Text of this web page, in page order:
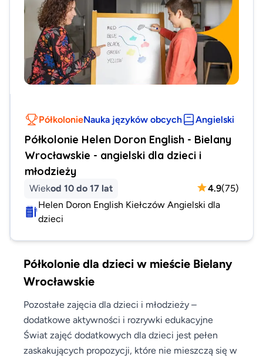
PółkolonieNauka języków obcych Angielski
Półkolonie Helen Doron English - Bielany
Wrocławskie - angielski dla dzieci i
młodzieży
Wiekod 10 do 17 lat 4.9(75)
Helen Doron English Kiełczów Angielski dla
dzieci
Półkolonie dla dzieci w mieście Bielany
Wrocławskie
Pozostałe zajęcia dla dzieci i młodzieży –
dodatkowe aktywności i rozrywki edukacyjne
Świat zajęć dodatkowych dla dzieci jest pełen
zaskakujących propozycji, które nie mieszczą się w